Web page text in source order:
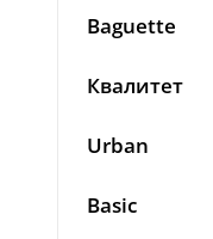
Baguette
Квалитет
Urban
Basic
Конструкция